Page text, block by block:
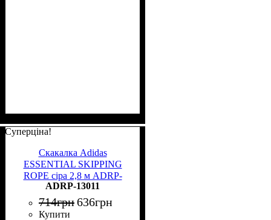
Суперціна!
Скакалка Adidas
ESSENTIAL SKIPPING
ROPE сіра 2,8 м ADRP-
13011
ADRP-13011
714грн636грн
Купити